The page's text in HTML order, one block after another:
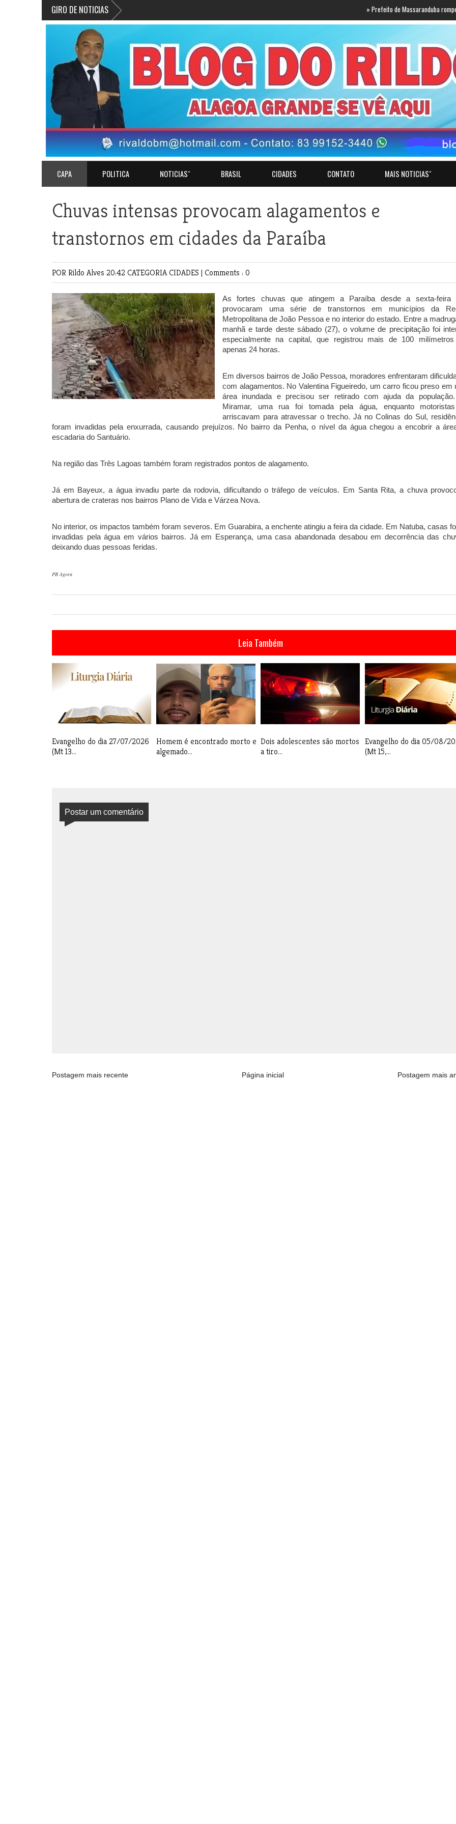
GIRO DE NOTICIAS Prefeito de Massaranduba rompe com
CAPA POLITICA NOTICIASˇ BRASIL CIDADES CONTATO MAIS NOTICIASˇ
Chuvas intensas provocam alagamentos e
transtornos em cidades da Paraíba
POR Rildo Alves 20:42 CATEGORIACIDADES | Comments : 0
As fortes chuvas que atingem a Paraíba desde a sexta-feira
provocaram uma série de transtornos em municípios da
Metropolitana de João Pessoa e no interior do estado. Entre a
manhã e tarde deste sábado (27), o volume de precipitação foi
especialmente na capital, que registrou mais de 100
apenas 24 horas.
Em diversos bairros de João Pessoa, moradores enfrentaram
com alagamentos. No Valentina Figueiredo, um carro ficou preso em
área inundada e precisou ser retirado com ajuda da
Miramar, uma rua foi tomada pela água, enquanto
arriscavam para atravessar o trecho. Já no Colinas do Sul,
foram invadidas pela enxurrada, causando prejuízos. No bairro da Penha, o nível da água chegou a encobrir a
escadaria do Santuário.
Na região das Três Lagoas também foram registrados pontos de alagamento.
Já em Bayeux, a água invadiu parte da rodovia, dificultando o tráfego de veículos. Em Santa Rita, a chuva
abertura de crateras nos bairros Plano de Vida e Várzea Nova.
No interior, os impactos também foram severos. Em Guarabira, a enchente atingiu a feira da cidade. Em Natuba, casas
invadidas pela água em vários bairros. Já em Esperança, uma casa abandonada desabou em decorrência das
deixando duas pessoas feridas.
PB Agora
Leia Também
Evangelho do dia 27/07/2026
(Mt 13...
Homem é encontrado morto e
algemado...
Dois adolescentes são mortos
a tiro...
Evangelho do dia 05/08/
(Mt 15,...
Postar um comentário
Postagem mais recente Postagem mais
Página inicial